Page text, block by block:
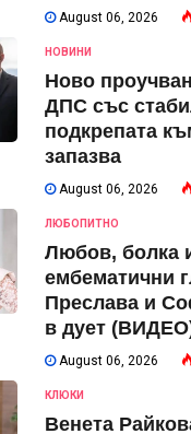
August 06, 2026
НОВИНИ
Ново
ДПС със
подкрепата
запазва
August 06, 2026
ЛЮБОПИТНО
Любов, болка
ембематични
Преслава и
в дует
August 06, 2026
КЛЮКИ
Венета